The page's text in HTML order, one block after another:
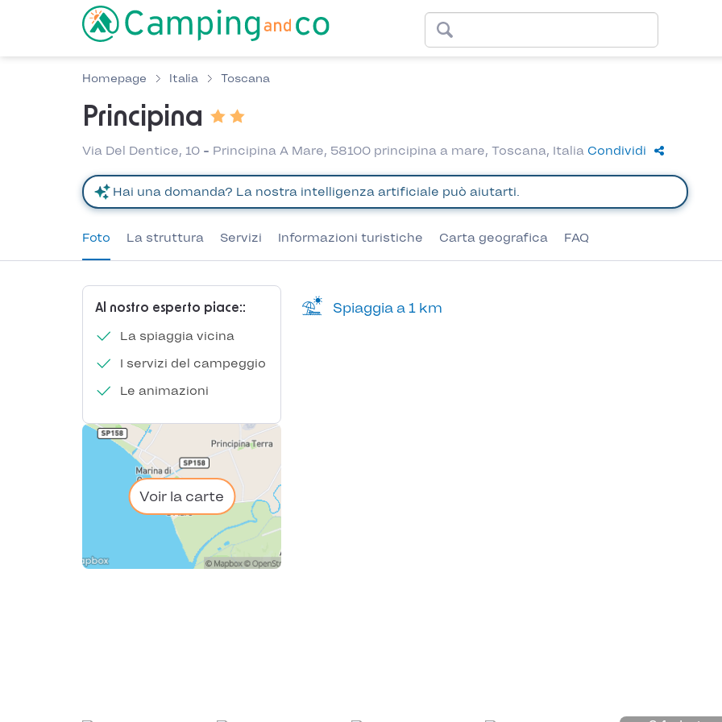
Homepage Italia Toscana
Principina
Via Del Dentice, 10 - Principina A Mare, 58100 principina a mare, Toscana, Italia Condividi
Foto La struttura Servizi Informazioni turistiche Carta geografica FAQ
Al nostro esperto piace::
La spiaggia vicina
I servizi del campeggio
Le animazioni
Voir la carte
Spiaggia a 1 km